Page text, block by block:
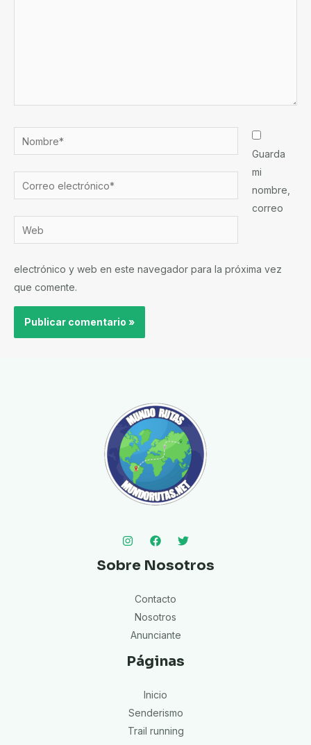
Nombre*
Correo
electrónico*
Web
Guarda
mi
nombre,
correo
electrónico y web en este navegador para la próxima vez
que comente.
Sobre Nosotros
Contacto
Nosotros
Anunciante
Páginas
Inicio
Senderismo
Trail running